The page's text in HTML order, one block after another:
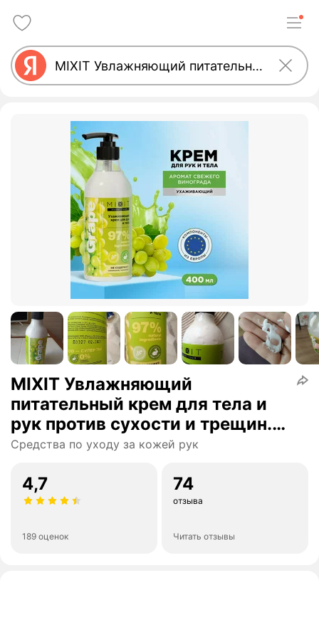
MIXIT Увлажняющий
питательный крем для тела и
рук против сухости и трещин.
Восстанавливающее средство
пантенолом и маслом
виноградных косточек SUPER
Средства по уходу за кожей рук
4,7
189 оценок
74
отзыва
Читать отзывы